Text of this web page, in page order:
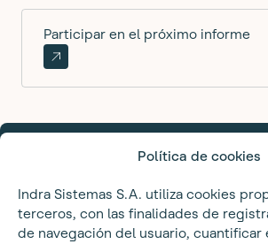
Política de cookies
Indra Sistemas S.A. utiliza cookies
terceros, con las finalidades de
de navegación del usuario, cuantificar
Participar en el próximo informe
Metodología
Blog